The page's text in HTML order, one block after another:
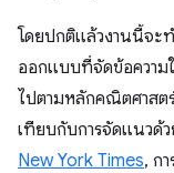
โดยปกติแล้วงานนี้จะ
ออกแบบที่จัดข้อความ
ไปตามหลักคณิตศาสต
เทียบกับการจัดแนวด้
New York Times, ก